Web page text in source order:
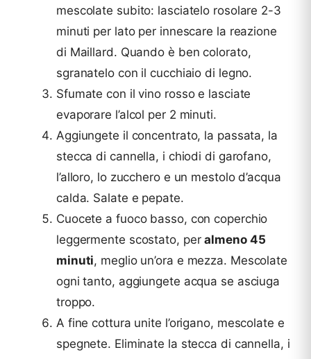
mescolate subito: lasciatelo rosolare 2-3
minuti per lato per innescare la reazione
di Maillard. Quando è ben colorato,
sgranatelo con il cucchiaio di legno.
Sfumate con il vino rosso e lasciate
evaporare l’alcol per 2 minuti.
Aggiungete il concentrato, la passata, la
stecca di cannella, i chiodi di garofano,
l’alloro, lo zucchero e un mestolo d’acqua
calda. Salate e pepate.
Cuocete a fuoco basso, con coperchio
leggermente scostato, peralmeno 45
minuti, meglio un’ora e mezza. Mescolate
ogni tanto, aggiungete acqua se asciuga
troppo.
A fine cottura unite l’origano, mescolate e
spegnete. Eliminate la stecca di cannella, i